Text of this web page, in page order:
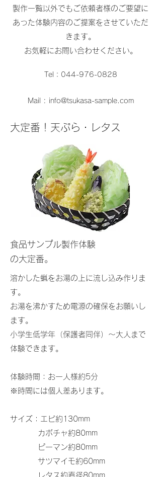
​製作一覧以外でもご依頼者様のご要望に
あった体験内容のご提案をさせていただ
きます。
お気軽にお問い合わせください。
Tel：044-976-0828
Mail : info@tsukasa-sample.com
大定番！天ぷら・レタス
食品サンプル製作体験
の大定番。
溶かした蝋をお湯の上に流し込み作りま
す。
お湯を沸かすため電源の確保をお願いし
ます。
小学生低学年（保護者同伴）～大人まで
体験できます。
体験時間：お一人様約5分
※時間には個人差あります。
サイズ：エビ約130mm
カボチャ約80mm
ピーマン約80mm
サツマイモ約60mm
レタス約直径80mm